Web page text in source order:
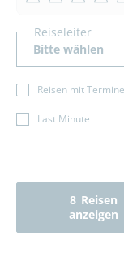
Reiseleiter
Bitte wählen
Reisen mit
Last Minute
8 Reisen
anzeigen